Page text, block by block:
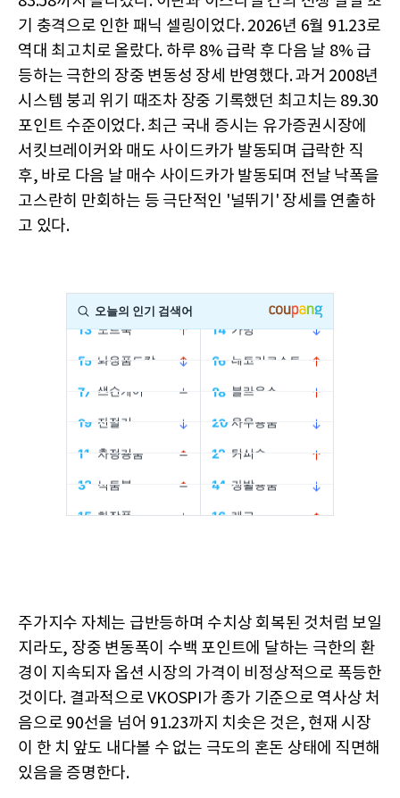
기 충격으로 인한 패닉 셀링이었다. 2026년 6월 91.23로
역대 최고치로 올랐다. 하루 8% 급락 후 다음 날 8% 급
등하는 극한의 장중 변동성 장세 반영했다. 과거 2008년
시스템 붕괴 위기 때조차 장중 기록했던 최고치는 89.30
포인트 수준이었다. 최근 국내 증시는 유가증권시장에
서킷브레이커와 매도 사이드카가 발동되며 급락한 직
후, 바로 다음 날 매수 사이드카가 발동되며 전날 낙폭을
고스란히 만회하는 등 극단적인 '널뛰기' 장세를 연출하
고 있다.
주가지수 자체는 급반등하며 수치상 회복된 것처럼 보일
지라도, 장중 변동폭이 수백 포인트에 달하는 극한의 환
경이 지속되자 옵션 시장의 가격이 비정상적으로 폭등한
것이다. 결과적으로 VKOSPI가 종가 기준으로 역사상 처
음으로 90선을 넘어 91.23까지 치솟은 것은, 현재 시장
이 한 치 앞도 내다볼 수 없는 극도의 혼돈 상태에 직면해
있음을 증명한다.